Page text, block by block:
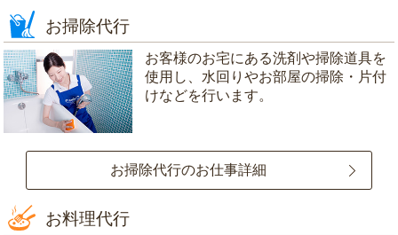
お掃除代行
お客様のお宅にある洗剤や掃除道具を
使用し、水回りやお部屋の掃除・片付
けなどを行います。
お掃除代行のお仕事詳細
お料理代行